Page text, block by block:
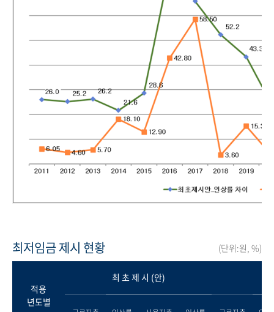
최저임금 제시 현황 (단위:원, %)
적용
년도별
최 초 제 시 (안)